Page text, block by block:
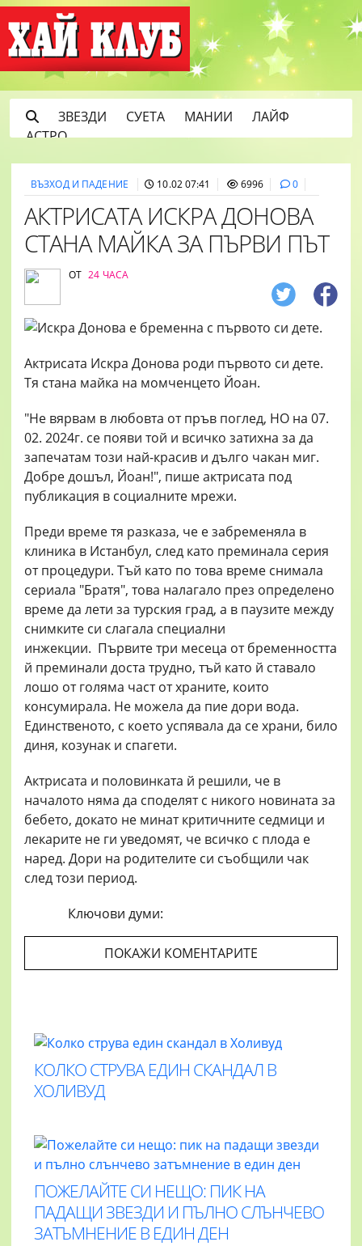
ЗВЕЗДИ СУЕТА МАНИИ
ЛАЙФ
АСТРО
ВЪЗХОД И ПАДЕНИЕ 10.02 07:41 6996 0
АКТРИСАТА ИСКРА ДОНОВА
СТАНА МАЙКА ЗА ПЪРВИ ПЪТ
ОТ 24 ЧАСА
Актрисата Искра Донова роди първото си дете.
Тя стана майка на момченцето Йоан.
"Не вярвам в любовта от пръв поглед, НО на 07.
02. 2024г. се появи той и всичко затихна за да
запечатам този най-красив и дълго чакан миг.
Добре дошъл, Йоан!", пише актрисата под
публикация в социалните мрежи.
Преди време тя разказа, че е забременяла в
клиника в Истанбул, след като преминала серия
от процедури. Тъй като по това време снимала
сериала "Братя", това налагало през определено
време да лети за турския град, а в паузите между
снимките си слагала специални
инжекции. Първите три месеца от бременността
й преминали доста трудно, тъй като й ставало
лошо от голяма част от храните, които
консумирала. Не можела да пие дори вода.
Единственото, с което успявала да се храни, било
диня, козунак и спагети.
Актрисата и половинката й решили, че в
началото няма да споделят с никого новината за
бебето, докато не минат критичните седмици и
лекарите не ги уведомят, че всичко с плода е
наред. Дори на родителите си съобщили чак
след този период.
Ключови думи:
ПОКАЖИ КОМЕНТАРИТЕ
КОЛКО СТРУВА ЕДИН СКАНДАЛ В
ХОЛИВУД
ПОЖЕЛАЙТЕ СИ НЕЩО: ПИК НА
ПАДАЩИ ЗВЕЗДИ И ПЪЛНО СЛЪНЧЕВО
ЗАТЪМНЕНИЕ В ЕДИН ДЕН